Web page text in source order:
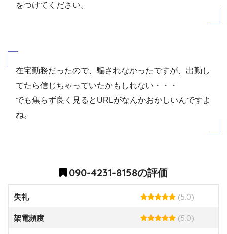
をつけてください。
在宅勤務だったので、騙されなかったですが、出勤し
てたら信じちゃっていたかもしれない・・・
でも焦らず良く見るとURLがなんかおかしいんですよ
ね。
090-4231-8158の評価
失礼 (5.0)
架電頻度 (5.0)